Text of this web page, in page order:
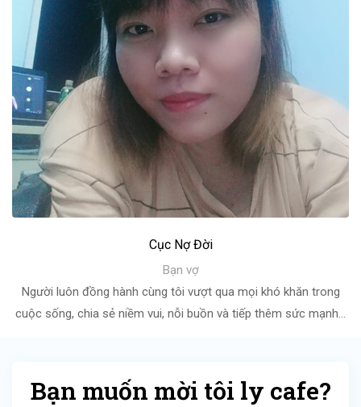
Cục Nợ Đời
Bạn vợ
Người luôn đồng hành cùng tôi vượt qua mọi khó khăn trong
cuộc sống, chia sẻ niềm vui, nỗi buồn và tiếp thêm sức mạnh...
Bạn muốn mời tôi ly cafe?